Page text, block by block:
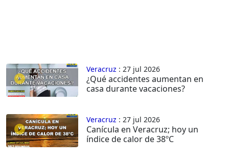
Veracruz : 27 jul 2026
¿Qué accidentes aumentan en
casa durante vacaciones?
Veracruz : 27 jul 2026
Canícula en Veracruz; hoy un
índice de calor de 38ºC